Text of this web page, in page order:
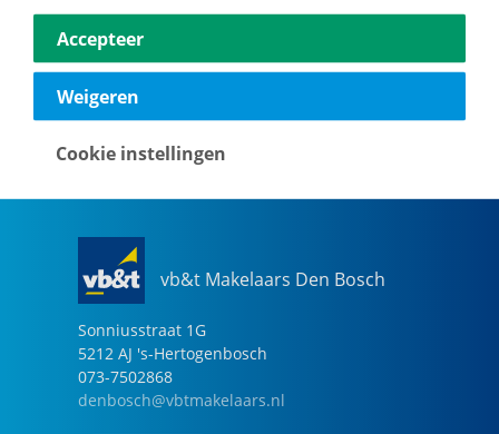
Vestdijk 180
5611 CZ Eindhoven
040-2696949
vb&t Makelaars Den Bosch
Sonniusstraat 1G
5212 AJ 's-Hertogenbosch
073-7502868
denbosch@vbtmakelaars.nl
Accepteer
Weigeren
Cookie instellingen